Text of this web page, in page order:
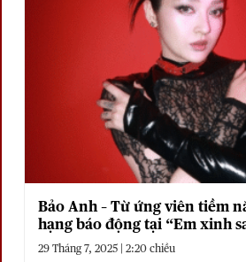
Bảo Anh – Từ ứng viên tiềm
hạng báo động tại “Em xinh
29 Tháng 7, 2025 | 2:20 chiều